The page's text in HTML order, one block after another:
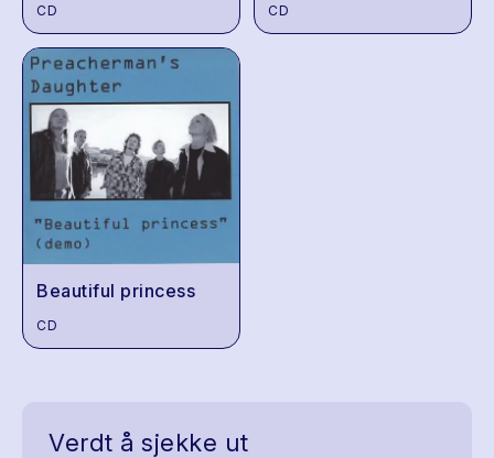
CD
CD
Beautiful princess
CD
Verdt å sjekke ut